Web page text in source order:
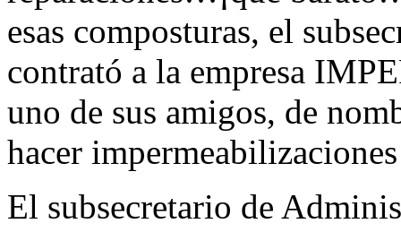
esas composturas, el
contrató a la empresa
uno de sus amigos, de
hacer
El subsecretario de